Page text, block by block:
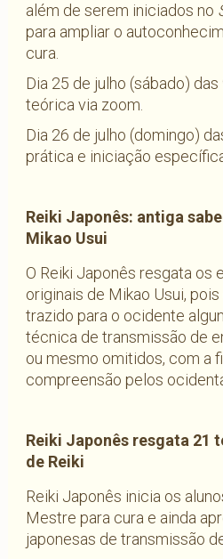
além de serem iniciados no
para ampliar o
cura.
Dia 25 de julho (sábado) das
teórica via zoom.
Dia 26 de julho (domingo)
prática e iniciação
Reiki Japonês: antiga
Mikao Usui
O Reiki Japonês resgata os
originais de Mikao Usui,
trazido para o ocidente
técnica de transmissão de
ou mesmo omitidos, com a
compreensão pelos
Reiki Japonês resgata 21
de Reiki
Reiki Japonês inicia os
Mestre para cura e ainda
japonesas de transmissão